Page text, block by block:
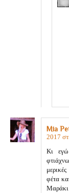
Mia
2017
Κι
φέτα